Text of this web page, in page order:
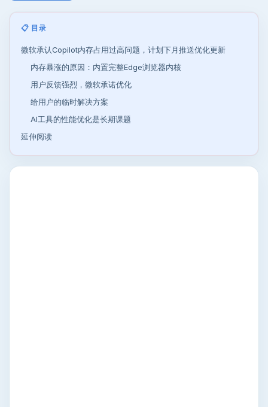
📋 目录
微软承认Copilot内存占用过高问题，计划下月推送优化更新
内存暴涨的原因：内置完整Edge浏览器内核
用户反馈强烈，微软承诺优化
给用户的临时解决方案
AI工具的性能优化是长期课题
延伸阅读